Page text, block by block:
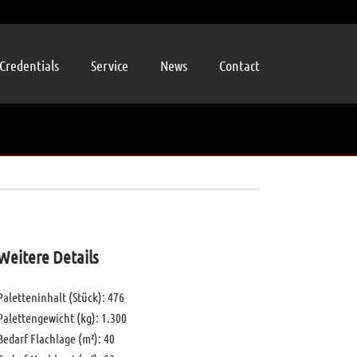
Credentials Service News Contact
Details
(Stück): 476
(kg): 1.300
Flachlage (m²): 40